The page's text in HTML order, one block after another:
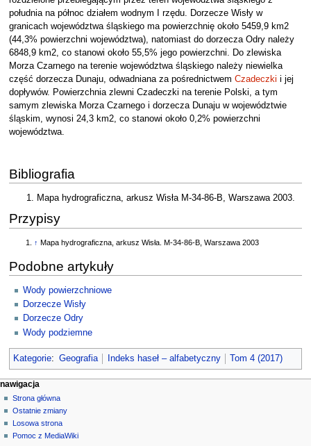
południa na północ działem wodnym I rzędu. Dorzecze Wisły w
granicach województwa śląskiego ma powierzchnię około 5459,9 km2
(44,3% powierzchni województwa), natomiast do dorzecza Odry należy
6848,9 km2, co stanowi około 55,5% jego powierzchni. Do zlewiska
Morza Czarnego na terenie województwa śląskiego należy niewielka
część dorzecza Dunaju, odwadniana za pośrednictwem Czadeczki i jej
dopływów. Powierzchnia zlewni Czadeczki na terenie Polski, a tym
samym zlewiska Morza Czarnego i dorzecza Dunaju w województwie
śląskim, wynosi 24,3 km2, co stanowi około 0,2% powierzchni
województwa.
Bibliografia
Mapa hydrograficzna, arkusz Wisła M-34-86-B, Warszawa 2003.
Przypisy
↑ Mapa hydrograficzna, arkusz Wisła. M-34-86-B, Warszawa 2003
Podobne artykuły
Wody powierzchniowe
Dorzecze Wisły
Dorzecze Odry
Wody podziemne
Kategorie: Geografia Indeks haseł – alfabetyczny Tom 4 (2017)
M
e
n
u
działania na stronie
strona
dyskusja
czytaj
kod
narzędzia osobiste
zaloguj
się
nawigacja
Strona główna
Ostatnie zmiany
Losowa strona
Pomoc z MediaWiki